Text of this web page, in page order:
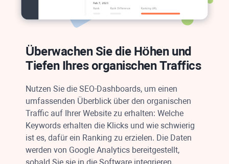
Überwachen Sie die Höhen und
Tiefen Ihres organischen Traffics
Nutzen Sie die SEO-Dashboards, um einen
umfassenden Überblick über den organischen
Traffic auf Ihrer Website zu erhalten: Welche
Keywords erhalten die Klicks und wie schwierig
ist es, dafür ein Ranking zu erzielen. Die Daten
werden von Google Analytics bereitgestellt,